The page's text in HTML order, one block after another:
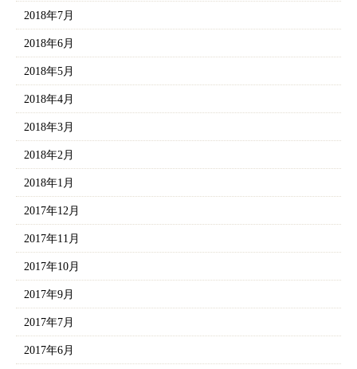
2018年7月
2018年6月
2018年5月
2018年4月
2018年3月
2018年2月
2018年1月
2017年12月
2017年11月
2017年10月
2017年9月
2017年7月
2017年6月